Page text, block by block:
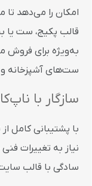
امکان را می‌دهد تا
قالب پکیج، ست یا
به‌ویژه برای فروش
ست‌های آشپزخانه
سازگار با
نیاز به تغییرات
سادگی با قالب